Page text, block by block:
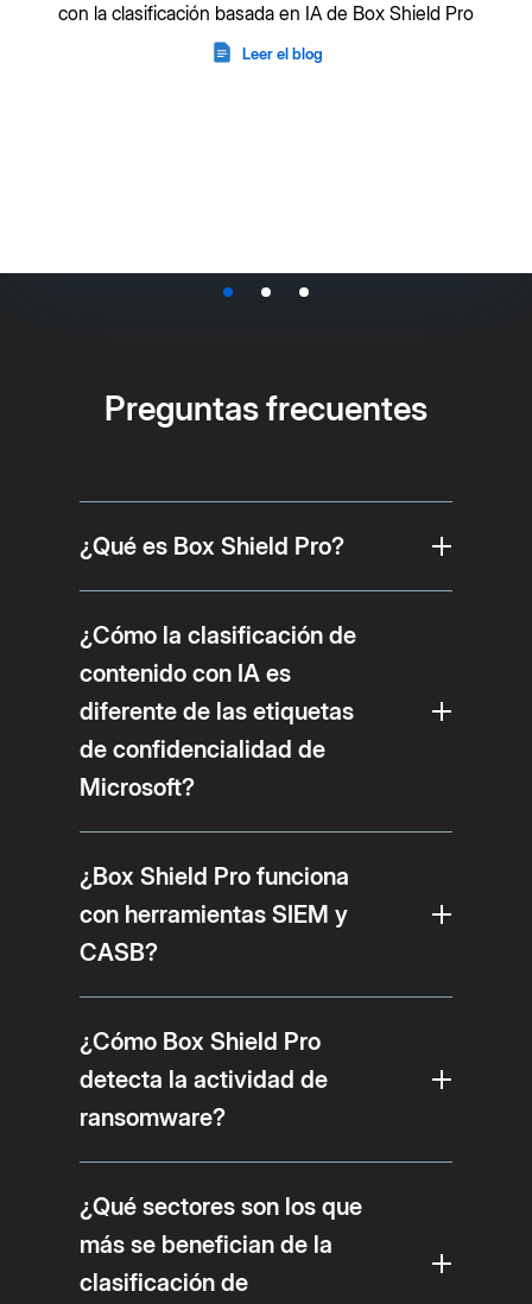
con la clasificación basada en IA de Box Shield Pro
Leer el blog
Preguntas frecuentes
¿Qué es Box Shield Pro?
¿Cómo la clasificación de
contenido con IA es
diferente de las etiquetas
de confidencialidad de
Microsoft?
¿Box Shield Pro funciona
con herramientas SIEM y
CASB?
¿Cómo Box Shield Pro
detecta la actividad de
ransomware?
¿Qué sectores son los que
más se benefician de la
clasificación de